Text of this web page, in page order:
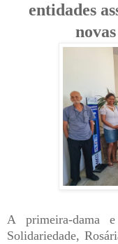
entidades
A primeira-dama
Solidariedade,